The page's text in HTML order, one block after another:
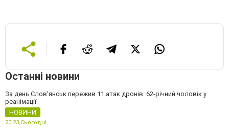
Останні новини
За день Слов'янськ пережив 11 атак дронів: 62-річний чоловік у
реанімації
НОВИНИ
20:23,Сьогодні